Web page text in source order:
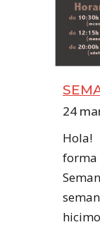
24
Hola!
forma